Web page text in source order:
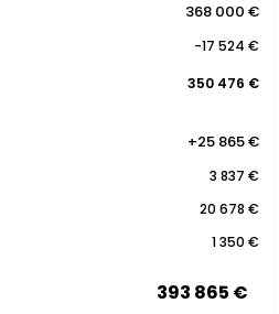
368 000 €
-17 524 €
350 476 €
+25 865 €
3 837 €
20 678 €
1 350 €
393 865 €